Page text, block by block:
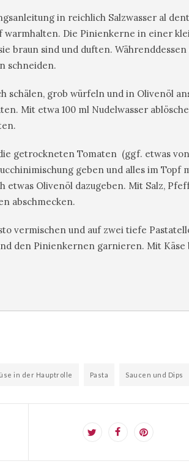
in reichlich Salzwasser al
warmhalten. Die Pinienkerne in einer
braun sind und duften.
schneiden.
schälen, grob würfeln und in Olivenöl
Mit etwa 100 ml Nudelwasser
getrockneten Tomaten (ggf. etwas
geben und alles im Topf
etwas Olivenöl dazugeben. Mit Salz,
abschmecken.
vermischen und auf zwei tiefe
den Pinienkernen garnieren. Mit
in der Hauptrolle Pasta Saucen und Dips